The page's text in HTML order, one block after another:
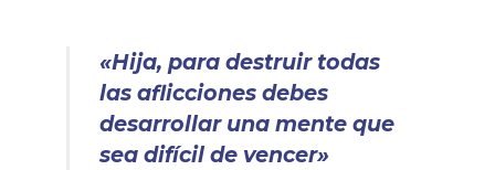
«Hija, para destruir todas
las aflicciones debes
desarrollar una mente que
sea difícil de vencer»